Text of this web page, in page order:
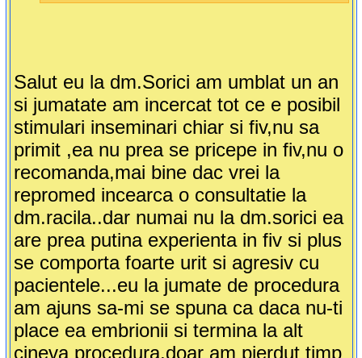
Salut eu la dm.Sorici am umblat un an
si jumatate am incercat tot ce e posibil
stimulari inseminari chiar si fiv,nu sa
primit ,ea nu prea se pricepe in fiv,nu o
recomanda,mai bine dac vrei la
repromed incearca o consultatie la
dm.racila..dar numai nu la dm.sorici ea
are prea putina experienta in fiv si plus
se comporta foarte urit si agresiv cu
pacientele...eu la jumate de procedura
am ajuns sa-mi se spuna ca daca nu-ti
place ea embrionii si termina la alt
cineva procedura,doar am pierdut timp